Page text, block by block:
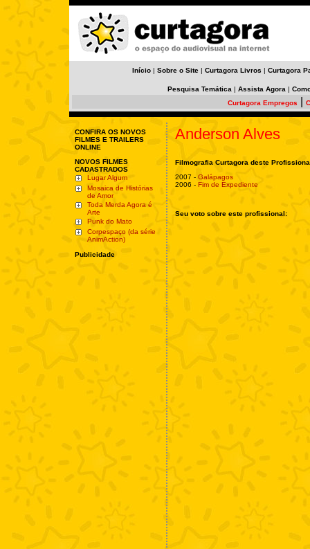
Início | Sobre o Site | Curtagora Livros | Curtagora
Pesquisa Temática | Assista Agora |
Curtagora Empregos
CONFIRA OS NOVOS
FILMES E TRAILERS
ONLINE
NOVOS FILMES
CADASTRADOS
Lugar Algum
Mosaica de Histórias
de Amor
Toda Merda Agora é
Arte
Punk do Mato
Corpespaço (da série
AnimAction)
Publicidade
Anderson Alves
Filmografia Curtagora deste
2007 - Galápagos
2006 - Fim de Expediente
Seu voto sobre este profissional: